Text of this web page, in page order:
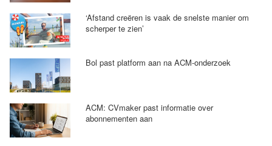
‘Afstand creëren is vaak de snelste manier om
scherper te zien’
Bol past platform aan na ACM-onderzoek
ACM: CVmaker past informatie over
abonnementen aan